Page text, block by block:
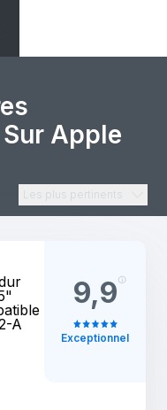
Apple
Les plus pertinents
A
9,9
Exceptionnel